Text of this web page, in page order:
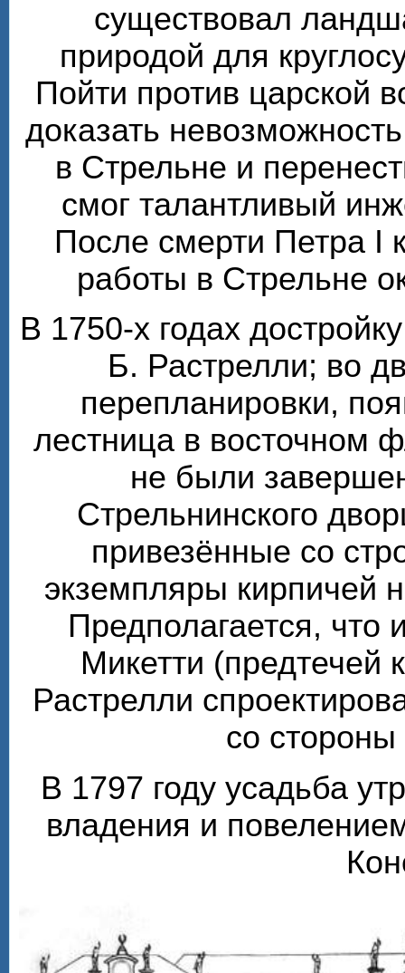
существовал
природой для
Пойти против царской
доказать
в Стрельне и
смог талантливый
После смерти Петра I
работы в Стрельне
В 1750-х годах
Б. Растрелли; во
перепланировки,
лестница в восточном
не были
Стрельнинского
привезённые со
экземпляры кирпичей
Предполагается, что
Микетти (предтечей
Растрелли
со
В 1797 году усадьба
владения и